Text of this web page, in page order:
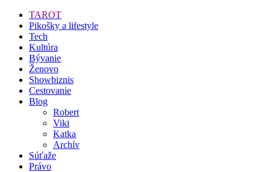
TAROT
Pikošky a lifestyle
Tech
Kultúra
Bývanie
Ženovo
Showbiznis
Cestovanie
Blog
Robert
Viki
Katka
Archív
Súťaže
Právo